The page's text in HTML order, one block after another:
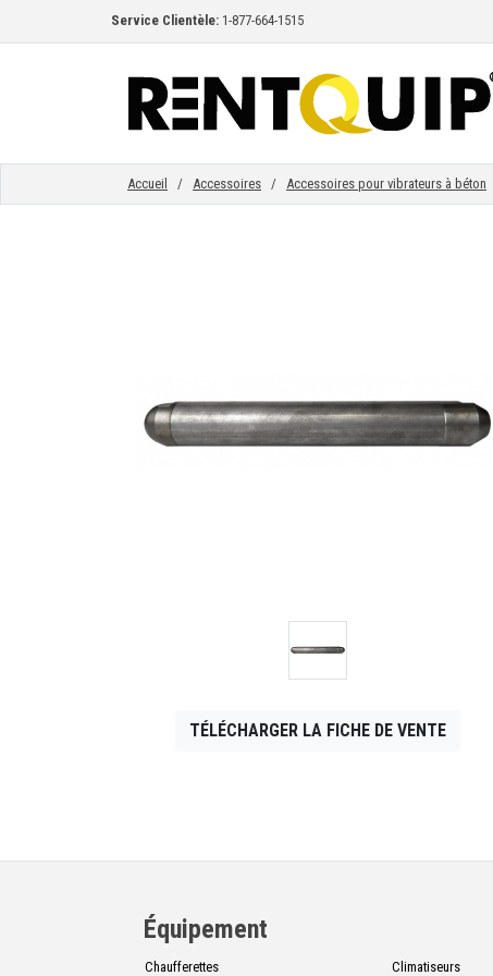
Service Clientèle: 1-877-664-1515
ACCUEIL
ÉQUIPEMENT
ENTREPRISE
Accueil / Accessoires / Accessoires pour vibrateurs à béton
TÉLÉCHARGER LA FICHE DE VENTE
Équipement
Chaufferettes Climatiseurs